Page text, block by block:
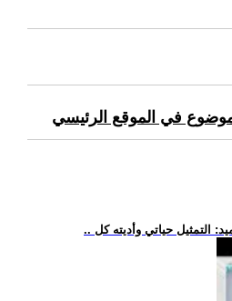
في الموقع الرئيسي
التمثيل حياتي وأديته كل